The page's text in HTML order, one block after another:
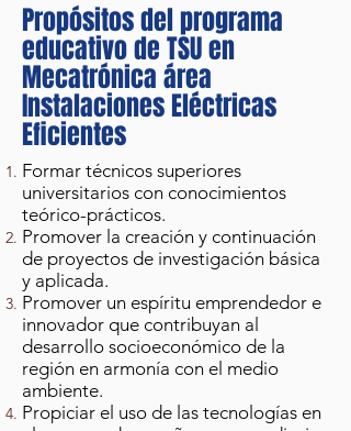
Propósitos del programa
educativo de TSU en
Mecatrónica área
Instalaciones Eléctricas
Eficientes
Formar técnicos superiores
universitarios con conocimientos
teórico-prácticos.
Promover la creación y continuación
de proyectos de investigación básica
y aplicada.
Promover un espíritu emprendedor e
innovador que contribuyan al
desarrollo socioeconómico de la
región en armonía con el medio
ambiente.
Propiciar el uso de las tecnologías en